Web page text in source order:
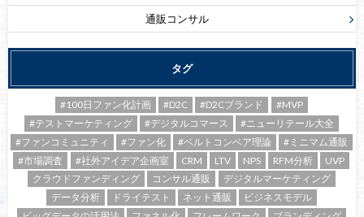
通販コンサル
タグ
#100日ファン化計画 #D2C #D2Cブランド
#MVP
#テストマーケティング
#デジタルコマース
#ニューリテール大全
#ファンコミュニティ
#ファン化 #ベルトコンベア理論
#ミニマム通販
#市場調査
#社外アイデア企画室 CRM LTV NPS RFM分析
UVP
クラウドファンディング
コンサル通販
デジタルマーケティング
データ分析
ドライテスト ネット通販
ビジネスモデル